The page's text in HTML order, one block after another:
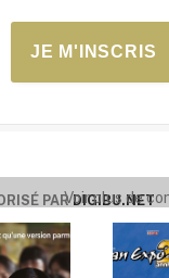
JE M'INSCRIS
PARDIGIBU.NET
Voir plus de